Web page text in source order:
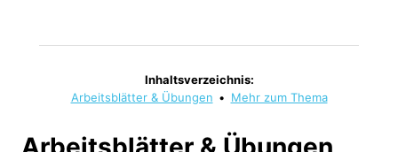
Inhaltsverzeichnis:
Arbeitsblätter & Übungen • Mehr zum Thema